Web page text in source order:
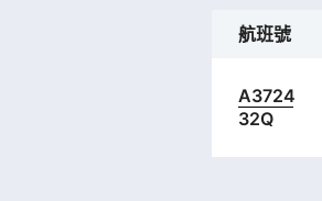
航班號
A3724
32Q